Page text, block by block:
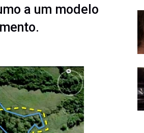
a um modelo